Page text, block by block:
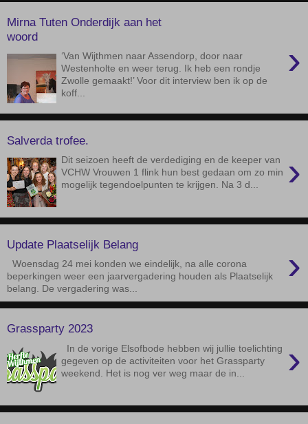
Mirna Tuten Onderdijk aan het
woord
›
‘Van Wijthmen naar Assendorp, door naar
Westenholte en weer terug. Ik heb een rondje
Zwolle gemaakt!’ Voor dit interview ben ik op de
koff...
Salverda trofee.
›
Dit seizoen heeft de verdediging en de keeper van
VCHW Vrouwen 1 flink hun best gedaan om zo min
mogelijk tegendoelpunten te krijgen. Na 3 d...
Update Plaatselijk Belang ›
Woensdag 24 mei konden we eindelijk, na alle corona
beperkingen weer een jaarvergadering houden als Plaatselijk
belang. De vergadering was...
Grassparty 2023
›
In de vorige Elsofbode hebben wij jullie toelichting
gegeven op de activiteiten voor het Grassparty
weekend. Het is nog ver weg maar de in...